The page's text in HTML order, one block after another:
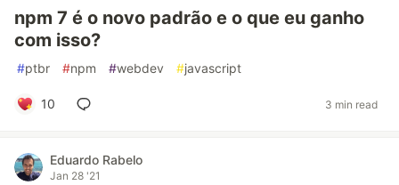
npm 7 é o novo padrão e o que eu ganho
com isso?
#ptbr #npm #webdev #javascript
10 3 min read
Eduardo Rabelo
Jan 28 '21